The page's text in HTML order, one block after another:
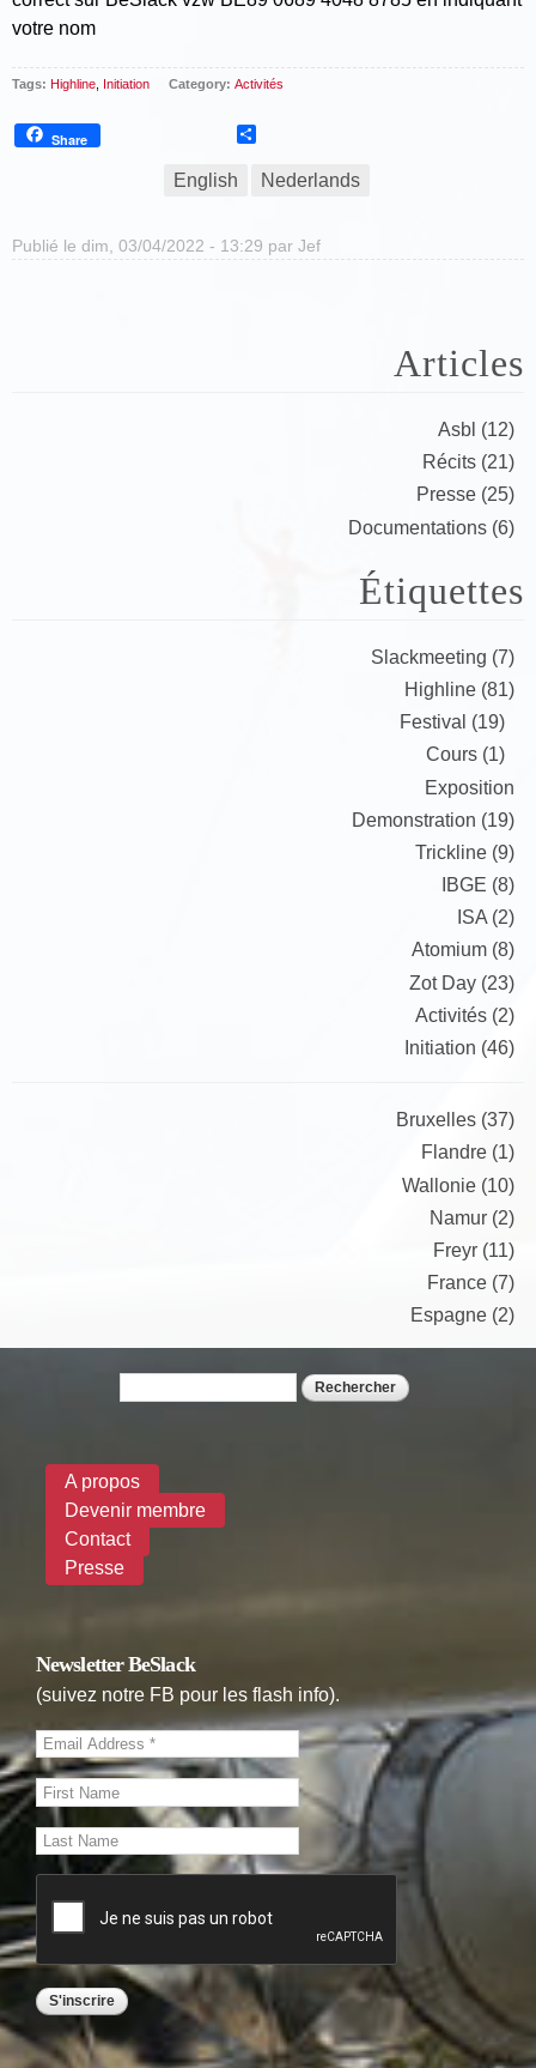
votre nom
Tags: Highline Initiation Category: Activités
Share
English Nederlands
Publié le dim, 03/04/2022 - 13:29 par Jef
Articles
Asbl (12)
Récits (21)
Presse (25)
Documentations (6)
Étiquettes
Slackmeeting (7)
Highline (81)
Festival (19)
Cours (1)
Exposition
Demonstration (19)
Trickline (9)
IBGE (8)
ISA (2)
Atomium (8)
Zot Day (23)
Activités (2)
Initiation (46)
Bruxelles (37)
Flandre (1)
Wallonie (10)
Namur (2)
Freyr (11)
France (7)
Espagne (2)
Formulaire de recherche
A propos
Devenir membre
Contact
Presse
Newsletter BeSlack
(suivez notre FB pour les flash info).